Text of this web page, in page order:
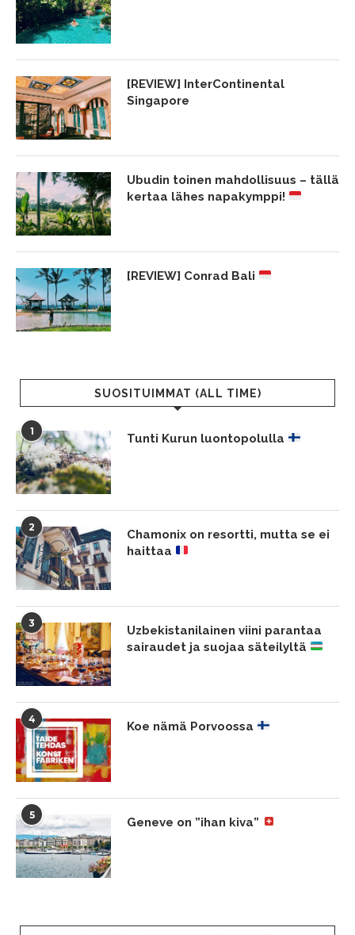
[REVIEW] InterContinental
Singapore
Ubudin toinen mahdollisuus – tällä
kertaa lähes napakymppi!
[REVIEW] Conrad Bali
SUOSITUIMMAT (ALL TIME)
1
Tunti Kurun luontopolulla
2
Chamonix on resortti, mutta se ei
haittaa
3
Uzbekistanilainen viini parantaa
sairaudet ja suojaa säteilyltä
4
Koe nämä Porvoossa
5
Geneve on ”ihan kiva”